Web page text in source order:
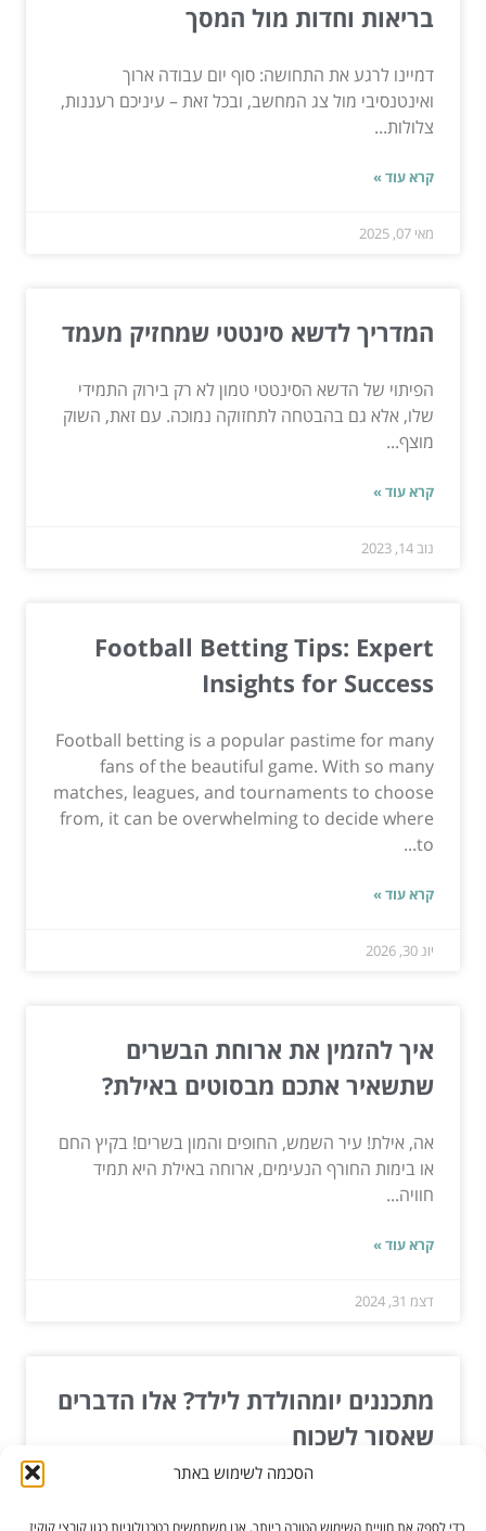
הסכמה לשימוש באתר
כדי לספק את חוויית השימוש הטובה ביותר, אנו משתמשים בטכנולוגיות כגון קובצי קוקיז
בריאות וחדות מול המסך
דמיינו לרגע את התחושה: סוף יום עבודה ארוך
ואינטנסיבי מול צג המחשב, ובכל זאת – עיניכם רעננות,
צלולות...
קרא עוד »
מאי 07, 2025
המדריך לדשא סינטטי שמחזיק מעמד
הפיתוי של הדשא הסינטטי טמון לא רק בירוק התמידי
שלו, אלא גם בהבטחה לתחזוקה נמוכה. עם זאת, השוק
מוצף...
קרא עוד »
נוב 14, 2023
Football Betting Tips: Expert
Insights for Success
Football betting is a popular pastime for many
fans of the beautiful game. With so many
matches, leagues, and tournaments to choose
from, it can be overwhelming to decide where
to...
קרא עוד »
יונ 30, 2026
איך להזמין את ארוחת הבשרים
שתשאיר אתכם מבסוטים באילת?
אה, אילת! עיר השמש, החופים והמון בשרים! בקיץ החם
או בימות החורף הנעימים, ארוחה באילת היא תמיד
חוויה...
קרא עוד »
דצמ 31, 2024
מתכננים יומהולדת לילד? אלו הדברים
שאסור לשכוח
מראש. את מי רוצים להזמין? ואיך צריך להיראות